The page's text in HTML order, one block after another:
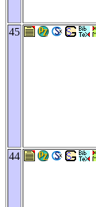
45
44